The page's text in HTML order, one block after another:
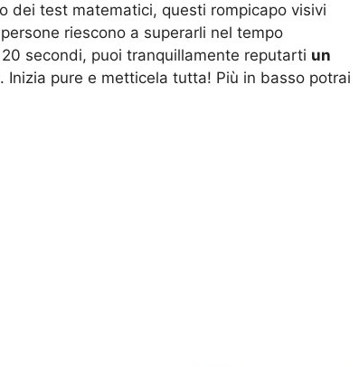
dei test matematici, questi rompicapo visivi
riescono a superarli nel tempo
secondi, puoi tranquillamente reputarti un
Inizia pure e metticela tutta! Più in basso potrai